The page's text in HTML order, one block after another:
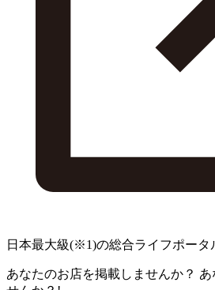
日本最大級(※1)の総合ライフポータ
あなたのお店を掲載しませんか？ あ